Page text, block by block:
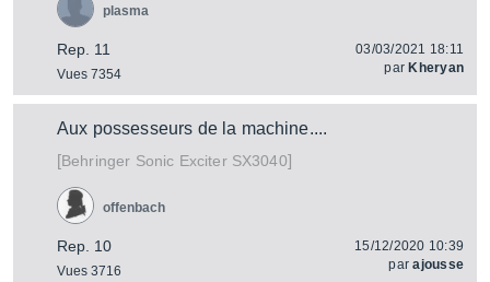
Rep. 11
Vues 7354
plasma
03/03/2021 18:11
par Kheryan
Aux possesseurs de la machine....
[Behringer Sonic Exciter SX3040]
Rep. 10
Vues 3716
offenbach
15/12/2020 10:39
parajousse